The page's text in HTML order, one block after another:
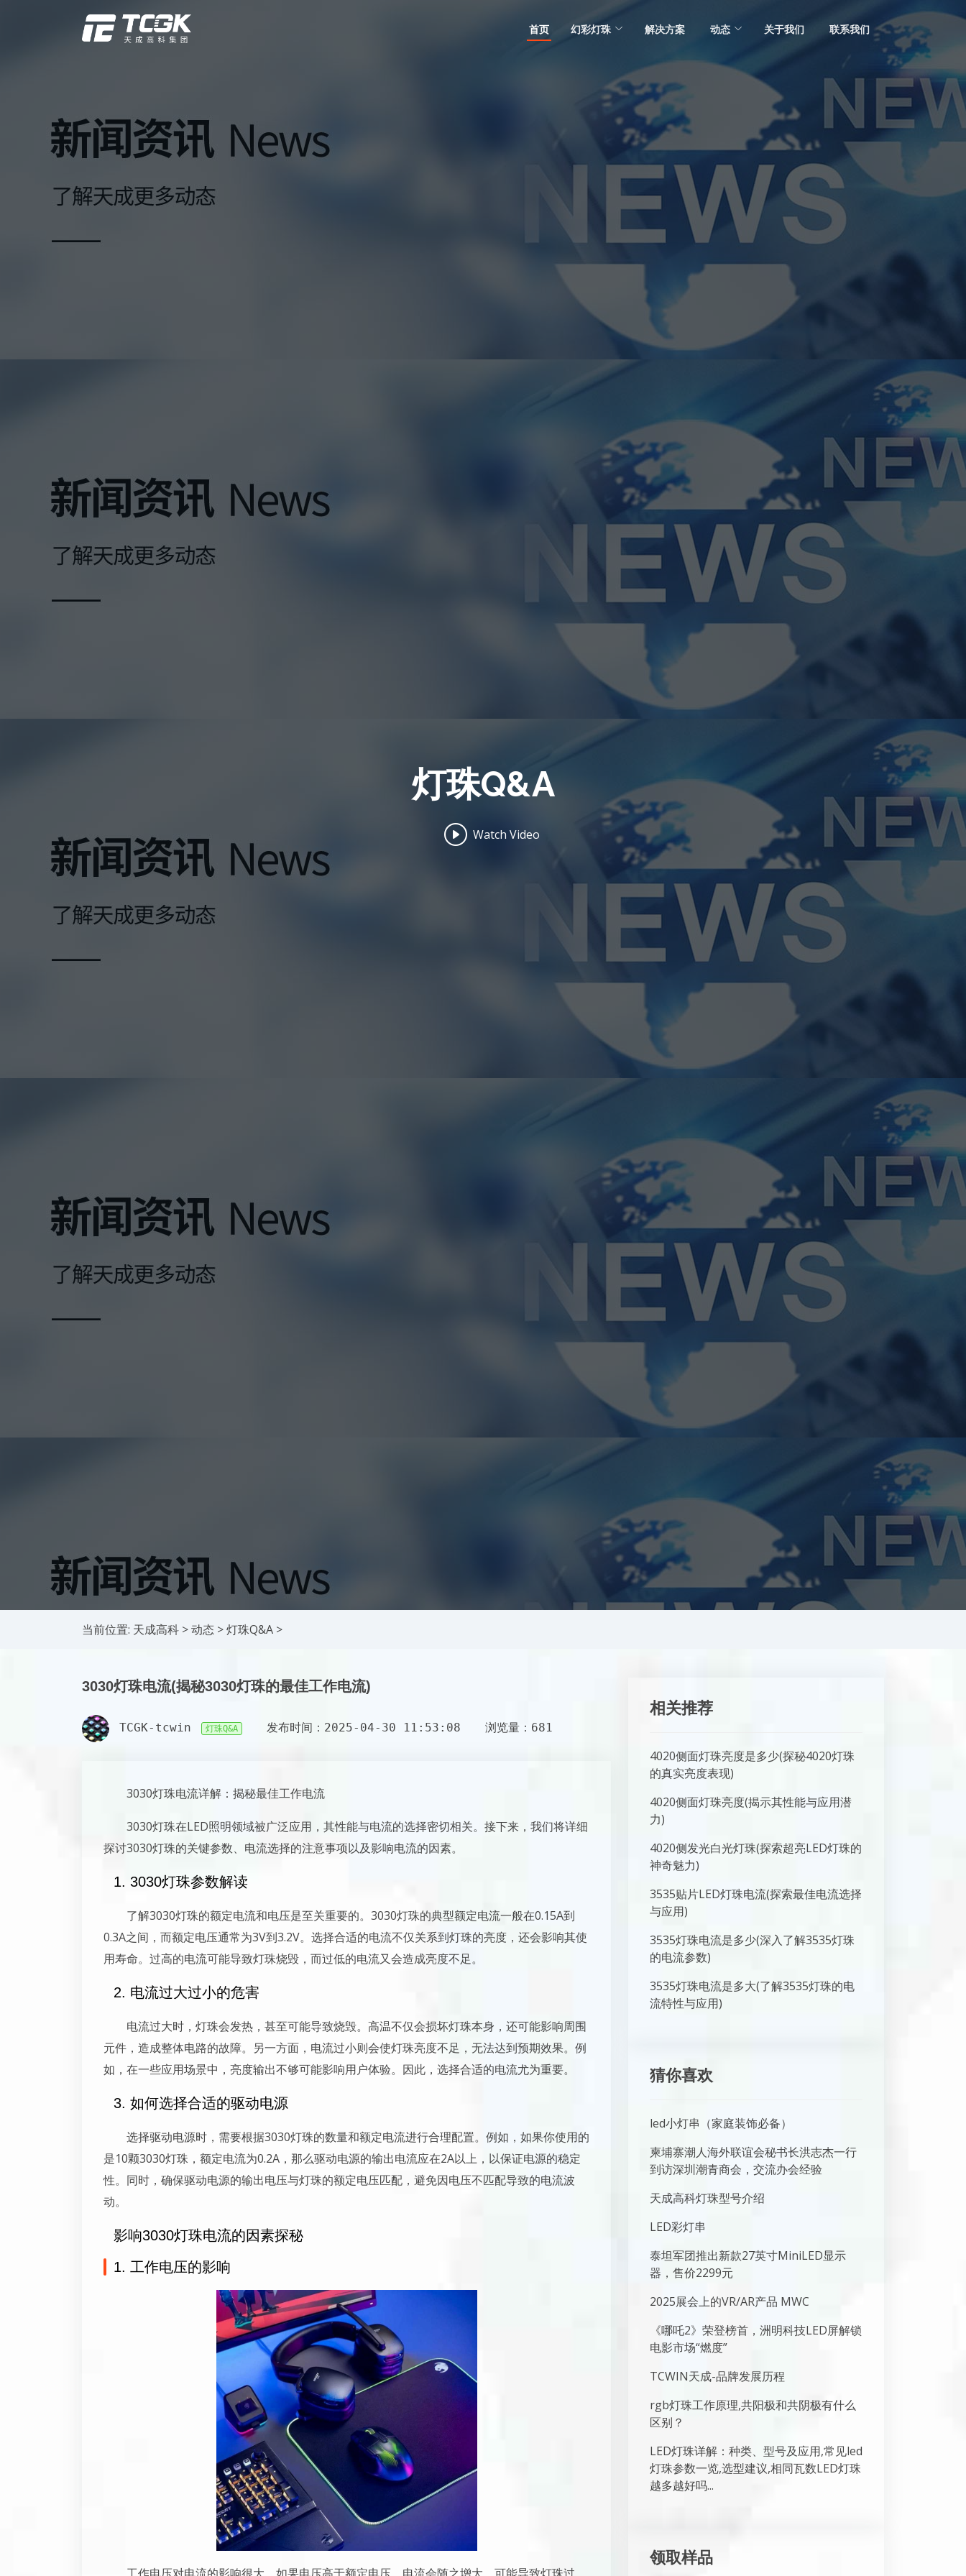
首页 幻彩灯珠 解决方案 动态 关于我们 联系我们
灯珠Q&A
Watch Video
当前位置: 天成高科 >动态 >灯珠Q&A >
3030灯珠电流(揭秘3030灯珠的最佳工作电流)
TCGK-tcwin 灯珠Q&A 发布时间：2025-04-30 11:53:08 浏览量：681
3030灯珠电流详解：揭秘最佳工作电流
3030灯珠在LED照明领域被广泛应用，其性能与电流的选择密切相关。接下来，我们将详细
探讨3030灯珠的关键参数、电流选择的注意事项以及影响电流的因素。
1. 3030灯珠参数解读
了解3030灯珠的额定电流和电压是至关重要的。3030灯珠的典型额定电流一般在0.15A到
0.3A之间，而额定电压通常为3V到3.2V。选择合适的电流不仅关系到灯珠的亮度，还会影响其使
用寿命。过高的电流可能导致灯珠烧毁，而过低的电流又会造成亮度不足。
2. 电流过大过小的危害
电流过大时，灯珠会发热，甚至可能导致烧毁。高温不仅会损坏灯珠本身，还可能影响周围
元件，造成整体电路的故障。另一方面，电流过小则会使灯珠亮度不足，无法达到预期效果。例
如，在一些应用场景中，亮度输出不够可能影响用户体验。因此，选择合适的电流尤为重要。
3. 如何选择合适的驱动电源
选择驱动电源时，需要根据3030灯珠的数量和额定电流进行合理配置。例如，如果你使用的
是10颗3030灯珠，额定电流为0.2A，那么驱动电源的输出电流应在2A以上，以保证电源的稳定
性。同时，确保驱动电源的输出电压与灯珠的额定电压匹配，避免因电压不匹配导致的电流波
动。
影响3030灯珠电流的因素探秘
1. 工作电压的影响
相关推荐
4020侧面灯珠亮度是多少(探秘4020灯珠
的真实亮度表现)
4020侧面灯珠亮度(揭示其性能与应用潜
力)
4020侧发光白光灯珠(探索超亮LED灯珠的
神奇魅力)
3535贴片LED灯珠电流(探索最佳电流选择
与应用)
3535灯珠电流是多少(深入了解3535灯珠
的电流参数)
3535灯珠电流是多大(了解3535灯珠的电
流特性与应用)
猜你喜欢
led小灯串（家庭装饰必备）
柬埔寨潮人海外联谊会秘书长洪志杰一行
到访深圳潮青商会，交流办会经验
天成高科灯珠型号介绍
LED彩灯串
泰坦军团推出新款27英寸MiniLED显示
器，售价2299元
2025展会上的VR/AR产品 MWC
《哪吒2》荣登榜首，洲明科技LED屏解锁
电影市场“燃度”
TCWIN天成-品牌发展历程
rgb灯珠工作原理,共阳极和共阴极有什么
区别？
LED灯珠详解：种类、型号及应用,常见led
灯珠参数一览,选型建议,相同瓦数LED灯珠
越多越好吗...
领取样品